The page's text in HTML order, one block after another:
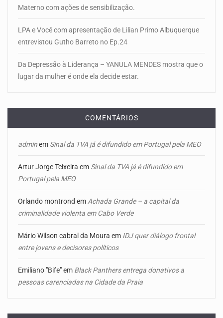
Materno com ações de sensibilização.
LPA e Você com apresentação de Lilian Primo Albuquerque
entrevistou Gutho Barreto no Ep.24
Da Depressão à Liderança – YANULA MENDES mostra que o
lugar da mulher é onde ela decide estar.
COMENTÁRIOS
adminem Sinal da TVA já é difundido em Portugal pela MEO
Artur Jorge Teixeira em Sinal da TVA já é difundido em
Portugal pela MEO
Orlando montrond em Achada Grande – a capital da
criminalidade violenta em Cabo Verde
Mário Wilson cabral da Moura em IDJ quer diálogo frontal
entre jovens e decisores políticos
Emiliano "Bife"em Black Panthers entrega donativos a
pessoas carenciadas na Cidade da Praia